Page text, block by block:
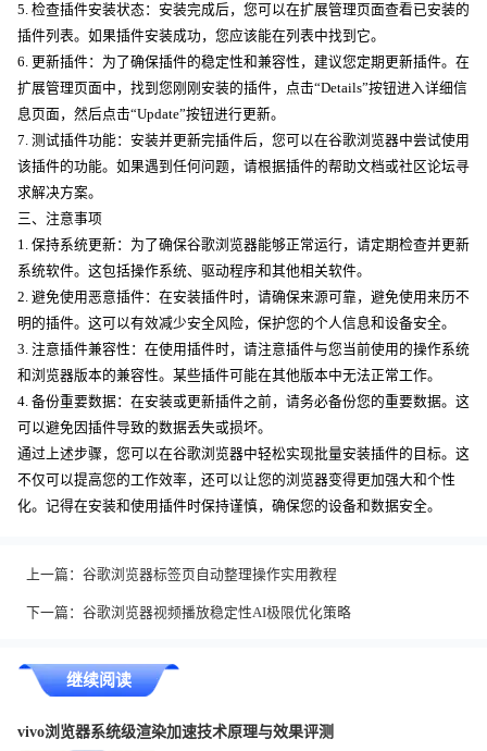
5. 检查插件安装状态：安装完成后，您可以在扩展管理页面查看已安装的
插件列表。如果插件安装成功，您应该能在列表中找到它。
6. 更新插件：为了确保插件的稳定性和兼容性，建议您定期更新插件。在
扩展管理页面中，找到您刚刚安装的插件，点击“Details”按钮进入详细信
息页面，然后点击“Update”按钮进行更新。
7. 测试插件功能：安装并更新完插件后，您可以在谷歌浏览器中尝试使用
该插件的功能。如果遇到任何问题，请根据插件的帮助文档或社区论坛寻
求解决方案。
三、注意事项
1. 保持系统更新：为了确保谷歌浏览器能够正常运行，请定期检查并更新
系统软件。这包括操作系统、驱动程序和其他相关软件。
2. 避免使用恶意插件：在安装插件时，请确保来源可靠，避免使用来历不
明的插件。这可以有效减少安全风险，保护您的个人信息和设备安全。
3. 注意插件兼容性：在使用插件时，请注意插件与您当前使用的操作系统
和浏览器版本的兼容性。某些插件可能在其他版本中无法正常工作。
4. 备份重要数据：在安装或更新插件之前，请务必备份您的重要数据。这
可以避免因插件导致的数据丢失或损坏。
通过上述步骤，您可以在谷歌浏览器中轻松实现批量安装插件的目标。这
不仅可以提高您的工作效率，还可以让您的浏览器变得更加强大和个性
化。记得在安装和使用插件时保持谨慎，确保您的设备和数据安全。
上一篇： 谷歌浏览器标签页自动整理操作实用教程
下一篇： 谷歌浏览器视频播放稳定性AI极限优化策略
继续阅读
vivo浏览器系统级渲染加速技术原理与效果评测